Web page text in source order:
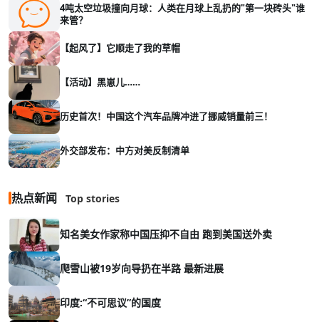
4吨太空垃圾撞向月球：人类在月球上乱扔的"第一块砖头"谁
来管？
【起风了】它顺走了我的草帽
【活动】黑崽儿……
历史首次！中国这个汽车品牌冲进了挪威销量前三！
外交部发布：中方对美反制清单
热点新闻 Top stories
知名美女作家称中国压抑不自由 跑到美国送外卖
爬雪山被19岁向导扔在半路 最新进展
印度:“不可思议”的国度